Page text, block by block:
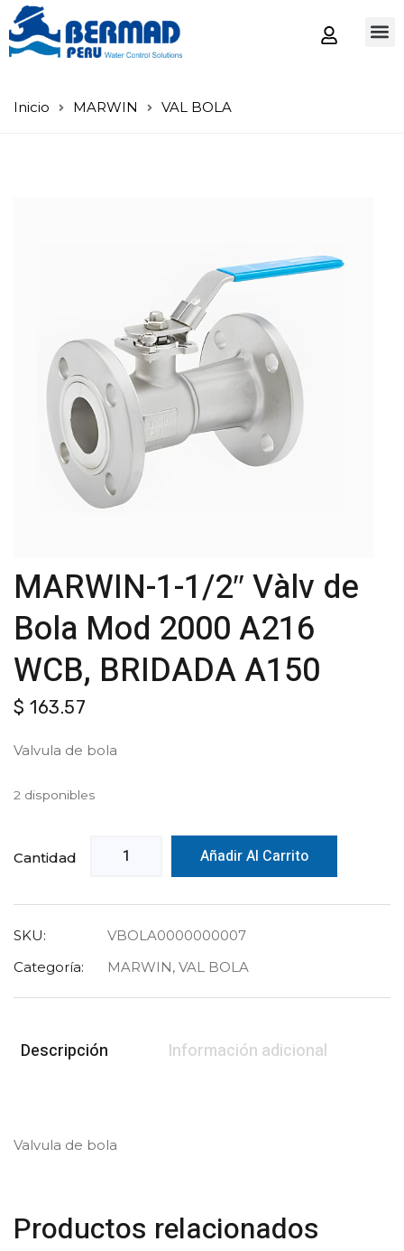
Inicio MARWIN VAL BOLA
MARWIN-1-1/2″ Vàlv de
Bola Mod 2000 A216
WCB, BRIDADA A150
$ 163.57
Valvula de bola
2 disponibles
Cantidad Añadir Al Carrito
SKU:
VBOLA0000000007
Categoría:
MARWIN, VAL BOLA
Descripción Información adicional
Valvula de bola
Productos relacionados